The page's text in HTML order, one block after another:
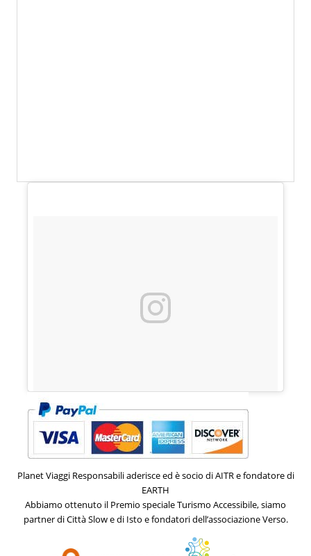
Planet Viaggi Responsabili aderisce ed è socio di AITR e fondatore di
EARTH
Abbiamo ottenuto il Premio speciale Turismo Accessibile, siamo
partner di Città Slow e di Isto e fondatori dell’associazione Verso.